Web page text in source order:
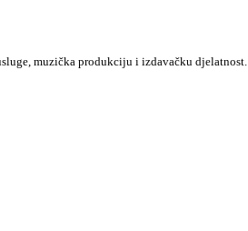
muzička produkciju i izdavačku djelatnost.